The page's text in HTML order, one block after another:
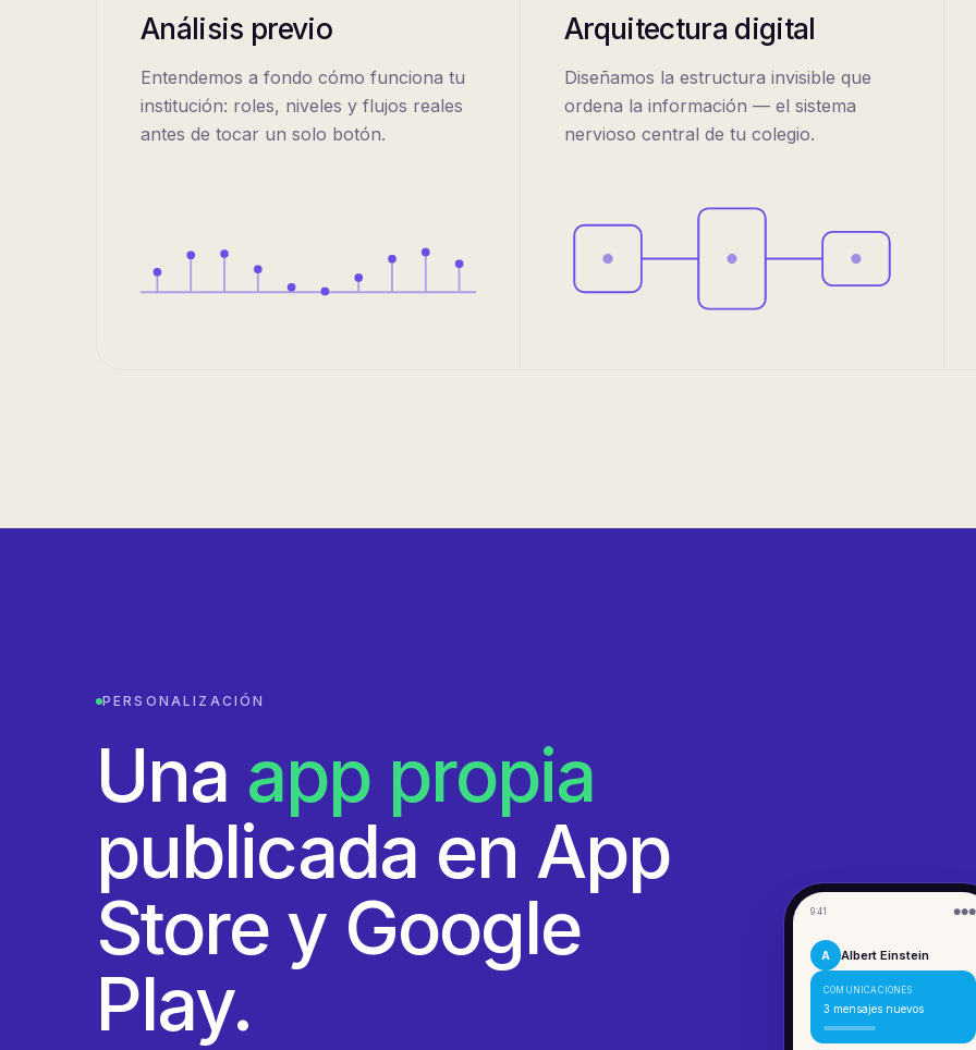
Análisis previo
Entendemos a fondo cómo funciona tu
institución: roles, niveles y flujos reales
antes de tocar un solo botón.
Arquitectura digital
Diseñamos la estructura invisible que
ordena la información — el sistema
nervioso central de tu colegio.
PERSONALIZACIÓN
Una app propia
publicada en App
Store y Google
Play.
9:41 ●●●
A Albert Einstein
COMUNICACIONES
3 mensajes nuevos